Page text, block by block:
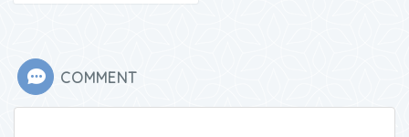
COMMENT